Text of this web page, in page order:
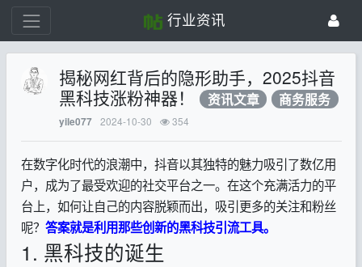
行业资讯
揭秘网红背后的隐形助手，2025抖音
黑科技涨粉神器！ 资讯文章 商务服务
yile077 2024-10-30 354
在数字化时代的浪潮中，抖音以其独特的魅力吸引了数亿用
户，成为了最受欢迎的社交平台之一。在这个充满活力的平
台上，如何让自己的内容脱颖而出，吸引更多的关注和粉丝
呢？ 答案就是利用那些创新的黑科技引流工具。
1. 黑科技的诞生